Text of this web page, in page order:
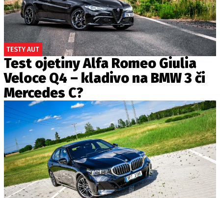
TESTY AUT
Test ojetiny Alfa Romeo Giulia
Veloce Q4 – kladivo na BMW 3 či
Mercedes C?